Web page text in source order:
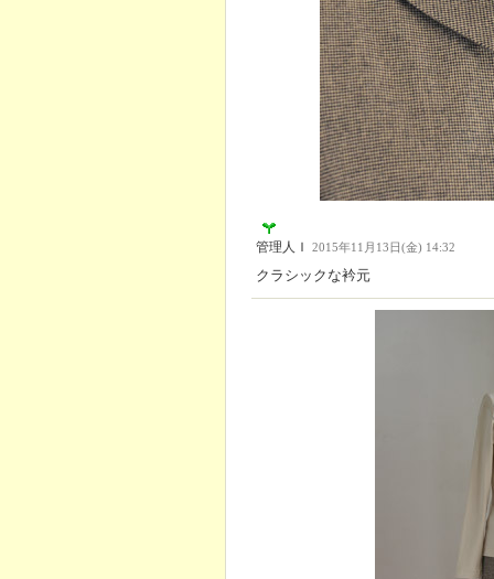
管理人Ｉ 2015年11月13日(金) 14:32
クラシックな衿元